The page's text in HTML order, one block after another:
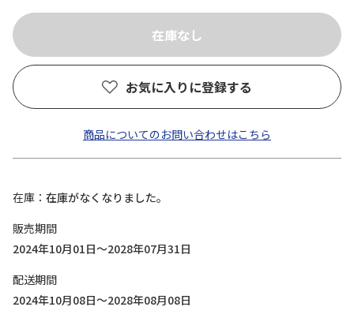
お気に入りに登録する
商品についてのお問い合わせはこちら
在庫
在庫がなくなりました。
販売期間
2024年10月01日～2028年07月31日
配送期間
2024年10月08日～2028年08月08日